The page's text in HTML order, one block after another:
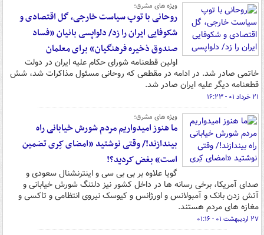
ویژه های مشرق؛
روحانی با توپ سیاست خارجی، گل اقتصادی و
شکوفایی ایران را زد/ دلواپسی بانیان «فساد
صندوق ذخیره فرهنگیان» برای معلمان
اولین قطعنامه شورای حکام علیه ایران در دولت
خاتمی صادر شد. در ادامه در مقطعی که روحانی مسئول مذاکرات شد، شش
قطعنامه دیگر علیه ایران صادر شد.
۲۱ خرداد ۰۱ - ۱۶:۲۳
ویژه های مشرق؛
ما هنوز امیدواریم مردم شورش خیابانی راه
بیندازند!/ وقتی نوشتید «امضای کِری تضمین
است» بغض کردید؟!
گویا علاوه بر بی بی سی و اینترنشنال سعودی و
صدای آمریکا، برخی رسانه ها در داخل کشور نیز دلتنگ شورش خیابانی و
آتش زدن بانک و آمبولانس و اورژانس و کیوسک نیروی انتظامی و تاکسی و
مغازه های مردم هستند.
۲۷ اردیبهشت ۰۱ - ۰۱:۱۶